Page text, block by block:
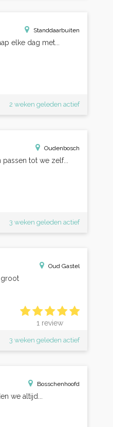
Standdaarbuiten
elke dag met...
2 weken geleden actief
Oudenbosch
tot we zelf...
3 weken geleden actief
Oud Gastel
1 review
groot
3 weken geleden actief
Bosschenhoofd
we altijd...